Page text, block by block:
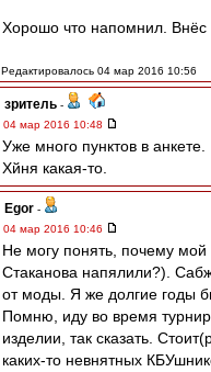
Хорошо что напомнил. Внёс
Редактировалось 04 мар 2016 10:56
зpитель -
04 мар 2016 10:48
Уже много пунктов в анкете.
Хйня какая-то.
Egor -
04 мар 2016 10:46
Не могу понять, почему мой
Стаканова напялили?).
от моды. Я же долгие годы
Помню, иду во время
изделии, так сказать.
каких-то невнятных